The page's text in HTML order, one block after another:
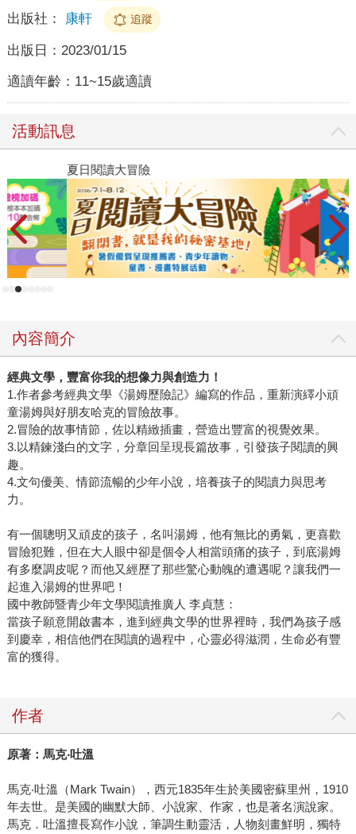
出版社： 康軒 追蹤
出版日： 2023/01/15
適讀年齡： 11~15歲適讀
活動訊息
夏日閱讀大冒險
內容簡介
經典文學，豐富你我的想像力與創造力！
1.作者參考經典文學《湯姆歷險記》編寫的作品，重新演繹小頑
童湯姆與好朋友哈克的冒險故事。
2.冒險的故事情節，佐以精緻插畫，營造出豐富的視覺效果。
3.以精鍊淺白的文字，分章回呈現長篇故事，引發孩子閱讀的興
趣。
4.文句優美、情節流暢的少年小說，培養孩子的閱讀力與思考
力。
有一個聰明又頑皮的孩子，名叫湯姆，他有無比的勇氣，更喜歡
冒險犯難，但在大人眼中卻是個令人相當頭痛的孩子，到底湯姆
有多麼調皮呢？而他又經歷了那些驚心動魄的遭遇呢？讓我們一
起進入湯姆的世界吧！
國中教師暨青少年文學閱讀推廣人 李貞慧：
當孩子願意開啟書本，進到經典文學的世界裡時，我們為孩子感
到慶幸，相信他們在閱讀的過程中，心靈必得滋潤，生命必有豐
富的獲得。
作者
原著：馬克‧吐溫
馬克‧吐溫（Mark Twain），西元1835年生於美國密蘇里州，1910
年去世。是美國的幽默大師、小說家、作家，也是著名演說家。
馬克．吐溫擅長寫作小說，筆調生動靈活，人物刻畫鮮明，獨特